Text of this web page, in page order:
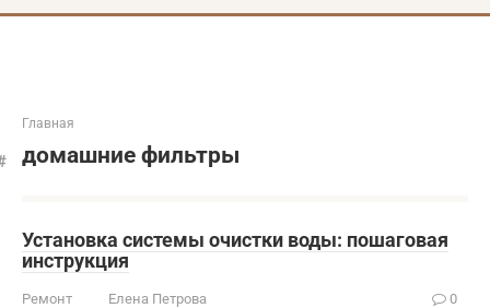
Главная
домашние фильтры
Установка системы очистки воды: пошаговая
инструкция
Ремонт Елена Петрова 0